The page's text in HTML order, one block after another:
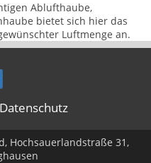
Ablufthaube,
bietet sich hier das
Luftmenge an.
Datenschutz
Hochsauerlandstraße 31,